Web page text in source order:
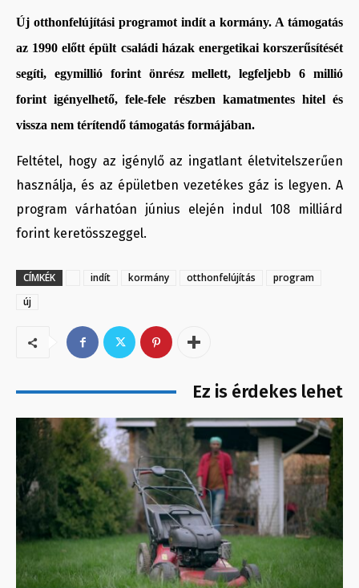
Új otthonfelújítási programot indít a kormány. A támogatás
az 1990 előtt épült családi házak energetikai korszerűsítését
segíti, egymillió forint önrész mellett, legfeljebb 6 millió
forint igényelhető, fele-fele részben kamatmentes hitel és
vissza nem térítendő támogatás formájában.
Feltétel, hogy az igénylő az ingatlant életvitelszerűen
használja, és az épületben vezetékes gáz is legyen. A
program várhatóan június elején indul 108 milliárd
forint keretösszeggel.
CÍMKÉK indít kormány otthonfelújítás
program
új
Ez is érdekes lehet